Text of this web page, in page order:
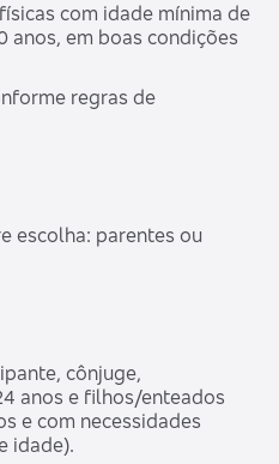
com idade mínima de
anos, em boas condições
regras de
escolha: parentes ou
cônjuge,
anos e filhos/enteados
e com necessidades
idade).